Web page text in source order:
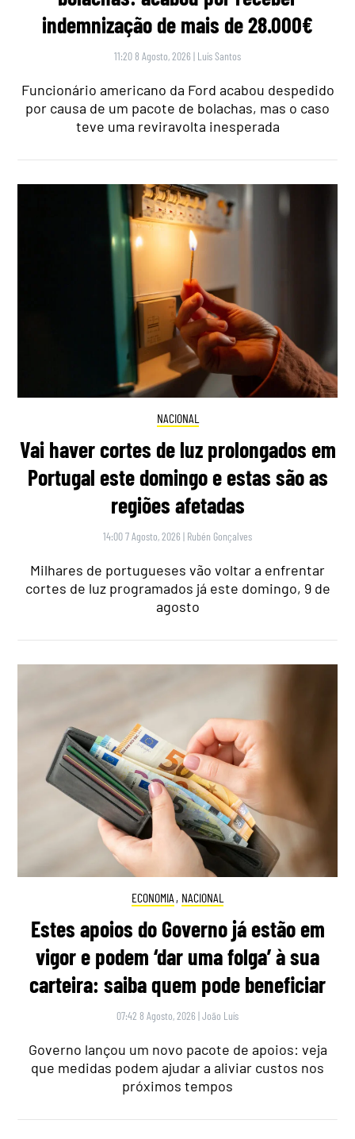
indemnização de mais de 28.000€
11:20 8 Agosto, 2026 | Luís Santos
Funcionário americano da Ford acabou despedido
por causa de um pacote de bolachas, mas o caso
teve uma reviravolta inesperada
NACIONAL
Vai haver cortes de luz prolongados em
Portugal este domingo e estas são as
regiões afetadas
14:00 7 Agosto, 2026 | Rubén Gonçalves
Milhares de portugueses vão voltar a enfrentar
cortes de luz programados já este domingo, 9 de
agosto
ECONOMIA , NACIONAL
Estes apoios do Governo já estão em
vigor e podem ‘dar uma folga’ à sua
carteira: saiba quem pode beneficiar
07:42 8 Agosto, 2026 |João Luís
Governo lançou um novo pacote de apoios: veja
que medidas podem ajudar a aliviar custos nos
próximos tempos